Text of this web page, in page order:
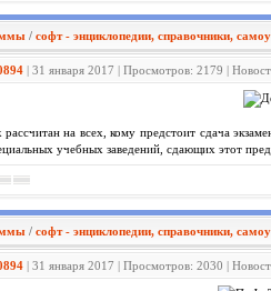
/ софт - энциклопедии, справочники,
| 31 января 2017 | Просмотров: 2179 |
рассчитан на всех, кому предстоит сдача
учебных заведений, сдающих этот
/ софт - энциклопедии, справочники,
| 31 января 2017 | Просмотров: 2030 |